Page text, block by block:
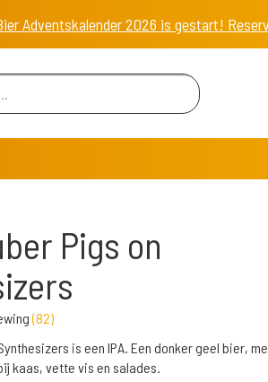
Adventskalender 2026 is gestart!
Pigs on
(82)
is een IPA. Een donker geel bier,
kaas, vette vis en salades.